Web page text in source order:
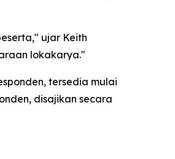
ujar Keith
lokakarya."
tersedia mulai
disajikan secara